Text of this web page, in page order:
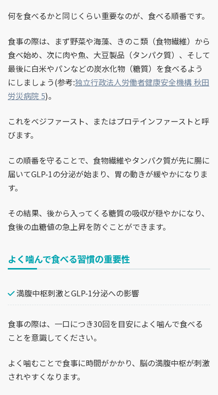
何を食べるかと同じくらい重要なのが、食べる順番です。
食事の際は、まず野菜や海藻、きのこ類（食物繊維）から
食べ始め、次に肉や魚、大豆製品（タンパク質）、そして
最後に白米やパンなどの炭水化物（糖質）を食べるよう
にしましょう(参考:独立行政法人労働者健康安全機構 秋田
労災病院 5)。
これをベジファースト、またはプロテインファーストと呼
びます。
この順番を守ることで、食物繊維やタンパク質が先に腸に
届いてGLP-1の分泌が始まり、胃の動きが緩やかになりま
す。
その結果、後から入ってくる糖質の吸収が穏やかになり、
食後の血糖値の急上昇を防ぐことができます。
よく噛んで食べる習慣の重要性
満腹中枢刺激とGLP-1分泌への影響
食事の際は、一口につき30回を目安によく噛んで食べる
ことを意識してください。
よく噛むことで食事に時間がかかり、脳の満腹中枢が刺激
されやすくなります。